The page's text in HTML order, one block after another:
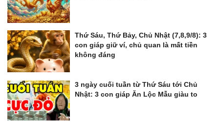
Thứ Sáu, Thứ Bảy, Chủ Nhật (7,8,9/8): 3
con giáp giữ ví, chủ quan là mất tiền
không đáng
3 ngày cuối tuần từ Thứ Sáu tới Chủ
Nhật: 3 con giáp Ăn Lộc Mẫu giàu to